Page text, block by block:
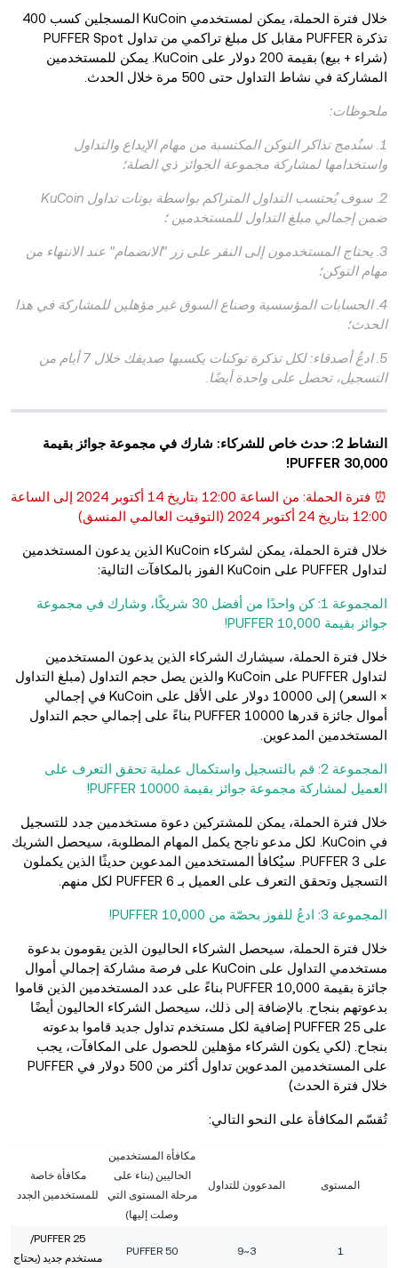
خلال فترة الحملة، يمكن لمستخدمي KuCoin المسجلين كسب 400
تذكرة PUFFER مقابل كل مبلغ تراكمي من تداول PUFFER Spot
(شراء + بيع) بقيمة 200 دولار على KuCoin. يمكن للمستخدمين
المشاركة في نشاط التداول حتى 500 مرة خلال الحدث.
ملحوظات:
1. سنُدمج تذاكر التوكن المكتسبة من مهام الإيداع والتداول
واستخدامها لمشاركة مجموعة الجوائز ذي الصلة؛
2. سوف يُحتسب التداول المتراكم بواسطة بوتات تداول KuCoin
ضمن إجمالي مبلغ التداول للمستخدمين ؛
3. يحتاج المستخدمون إلى النقر على زر "الانضمام" عند الانتهاء من
مهام التوكن؛
4. الحسابات المؤسسية وصناع السوق غير مؤهلين للمشاركة في هذا
الحدث؛
5. ادعُ أصدقاء: لكل تذكرة توكنات يكسبها صديقك خلال 7 أيام من
التسجيل، تحصل على واحدة أيضًا.
النشاط 2: حدث خاص للشركاء: شارك في مجموعة جوائز بقيمة
30,000 PUFFER!
⏰ فترة الحملة: من الساعة 12:00 بتاريخ 14 أكتوبر 2024 إلى الساعة
12:00 بتاريخ 24 أكتوبر 2024 (التوقيت العالمي المنسق)
خلال فترة الحملة، يمكن لشركاء KuCoin الذين يدعون المستخدمين
لتداول PUFFER على KuCoin الفوز بالمكافآت التالية:
المجموعة 1: كن واحدًا من أفضل 30 شريكًا، وشارك في مجموعة
جوائز بقيمة 10,000 PUFFER!
خلال فترة الحملة، سيشارك الشركاء الذين يدعون المستخدمين
لتداول PUFFER على KuCoin والذين يصل حجم التداول (مبلغ التداول
× السعر) إلى 10000 دولار على الأقل على KuCoin في إجمالي
أموال جائزة قدرها 10000 PUFFER بناءً على إجمالي حجم التداول
المستخدمين المدعوين.
المجموعة 2: قم بالتسجيل واستكمال عملية تحقق التعرف على
العميل لمشاركة مجموعة جوائز بقيمة 10000 PUFFER!
خلال فترة الحملة، يمكن للمشتركين دعوة مستخدمين جدد للتسجيل
في KuCoin. لكل مدعو ناجح يكمل المهام المطلوبة، سيحصل الشريك
على 3 PUFFER. سيُكافأ المستخدمين المدعوين حديثًا الذين يكملون
التسجيل وتحقق التعرف على العميل بـ 6 PUFFER لكل منهم.
المجموعة 3: ادعُ للفوز بحصّة من 10,000 PUFFER!
خلال فترة الحملة، سيحصل الشركاء الحاليون الذين يقومون بدعوة
مستخدمي التداول على KuCoin على فرصة مشاركة إجمالي أموال
جائزة بقيمة 10,000 PUFFER بناءً على عدد المستخدمين الذين قاموا
بدعوتهم بنجاح. بالإضافة إلى ذلك، سيحصل الشركاء الحاليون أيضًا
على 25 PUFFER إضافية لكل مستخدم تداول جديد قاموا بدعوته
بنجاح. (لكي يكون الشركاء مؤهلين للحصول على المكافآت، يجب
على المستخدمين المدعوين تداول أكثر من 500 دولار في PUFFER
خلال فترة الحدث)
تُقسّم المكافأة على النحو التالي:
المستوى المدعوون للتداول
مكافأة المستخدمين
الحاليين (بناء على
مرحلة المستوى التي
وصلت إليها)
مكافأة خاصة
للمستخدمين الجدد
1
3~9
50 PUFFER
25 PUFFER/
مستخدم جديد (يحتاج